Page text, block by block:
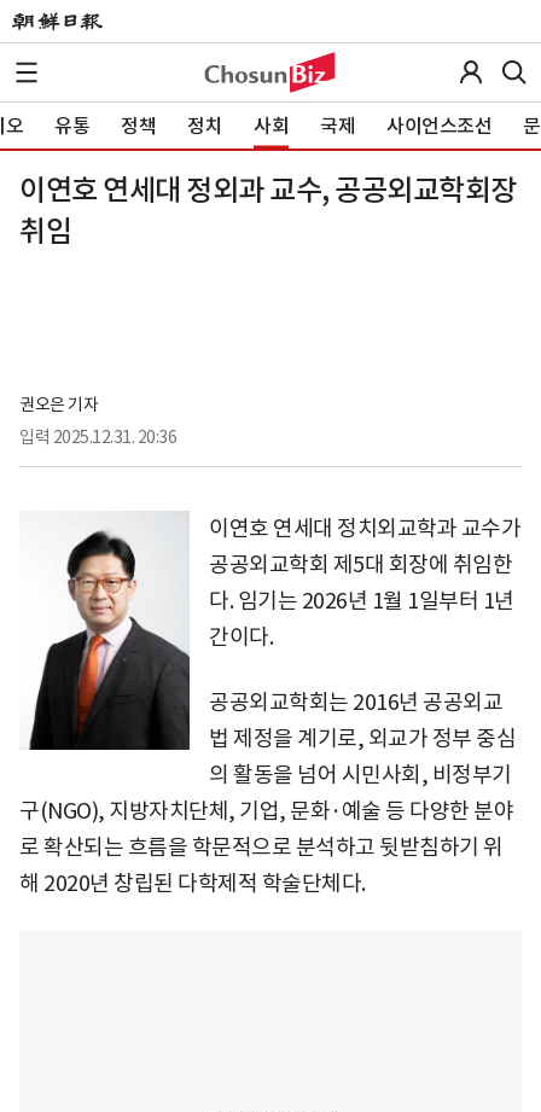
오 유통 정책 정치 사회 국제 사이언스조선
이연호 연세대 정외과 교수, 공공외교학회장
취임
권오은 기자
입력 2025.12.31. 20:36
이연호 연세대 정치외교학과 교수가
공공외교학회 제5대 회장에 취임한
다. 임기는 2026년 1월 1일부터 1년
간이다.
공공외교학회는 2016년 공공외교
법 제정을 계기로, 외교가 정부 중심
의 활동을 넘어 시민사회, 비정부기
구(NGO), 지방자치단체, 기업, 문화·예술 등 다양한 분야
로 확산되는 흐름을 학문적으로 분석하고 뒷받침하기 위
해 2020년 창립된 다학제적 학술단체다.